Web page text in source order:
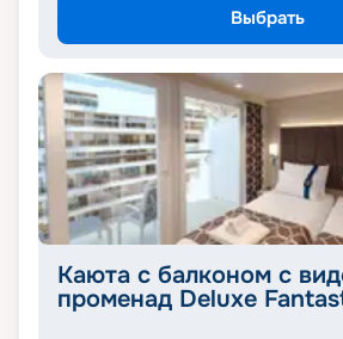
Выбрать
Каюта с балконом с
променад Deluxe